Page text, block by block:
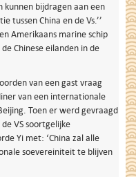
kunnen bijdragen aan een
tussen China en de Vs.’’
Amerikaans marine schip
Chinese eilanden in de
van een gast vraag
van een internationale
Toen er werd gevraagd
VS soortgelijke
Yi met: ‘China zal alle
soevereiniteit te blijven